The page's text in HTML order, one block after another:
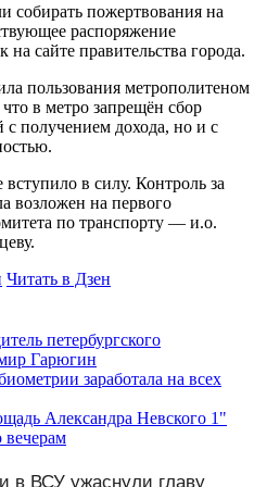
собирать пожертвования на
распоряжение
сайте правительства города.
пользования метрополитеном
в метро запрещён сбор
с получением дохода, но и с
в силу. Контроль за
возложен на первого
по транспорту — и.о.
Читать в Дзен
петербургского
Гарюгин
заработала на всех
Александра Невского 1"
вечерам
в ВСУ ужаснули главу